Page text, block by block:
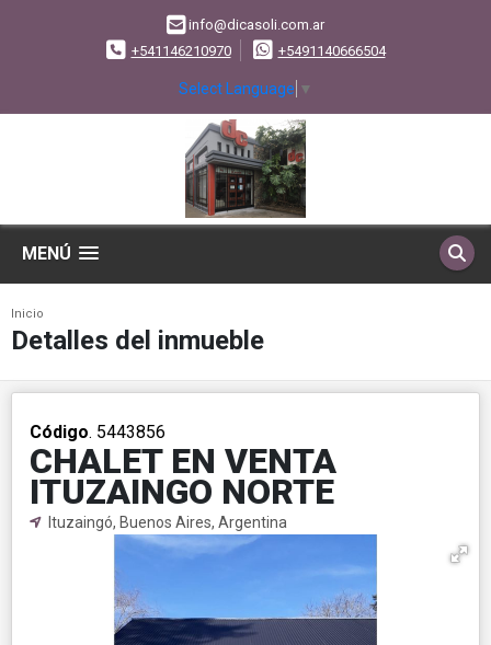
info@dicasoli.com.ar
+541146210970
+5491140666504
Select Language ▼
MENÚ
Inicio
Detalles del inmueble
Código. 5443856
CHALET EN VENTA
ITUZAINGO NORTE
Ituzaingó, Buenos Aires, Argentina